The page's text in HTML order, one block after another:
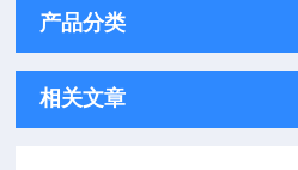
产品分类
相关文章